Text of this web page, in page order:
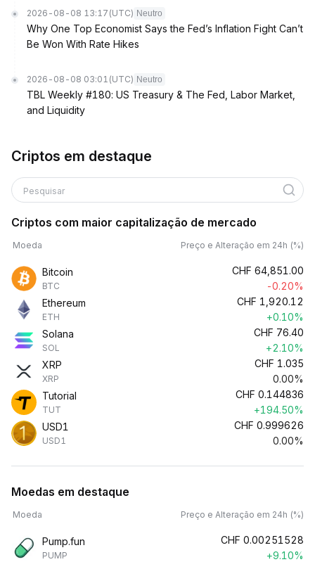
2026-08-08 13:17 (UTC) Neutro
Why One Top Economist Says the Fed’s Inflation Fight Can’t
Be Won With Rate Hikes
2026-08-08 03:01 (UTC) Neutro
TBL Weekly #180: US Treasury & The Fed, Labor Market,
and Liquidity
Criptos em destaque
Pesquisar
Criptos com maior capitalização de mercado
Moeda Preço e Alteração em 24h (%)
Bitcoin
BTC
CHF 64,851.00
-0.20%
Ethereum
ETH
CHF 1,920.12
+0.10%
Solana
SOL
CHF 76.40
+2.10%
XRP
XRP
CHF 1.035
0.00%
Tutorial
TUT
CHF 0.144836
+194.50%
USD1
USD1
CHF 0.999626
0.00%
Moedas em destaque
Moeda Preço e Alteração em 24h (%)
Pump.fun
PUMP
CHF 0.00251528
+9.10%